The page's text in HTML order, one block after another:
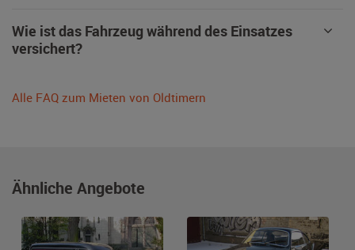
Wie ist das Fahrzeug während des Einsatzes
versichert?
Alle FAQ zum Mieten von Oldtimern
Ähnliche Angebote